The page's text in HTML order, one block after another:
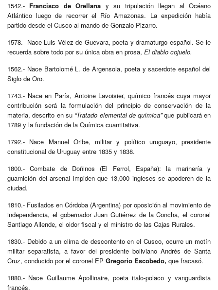
1542.- Francisco de Orellana y su tripulación llegan al Océano
Atlántico luego de recorrer el Río Amazonas. La expedición había
partido desde el Cusco al mando de Gonzalo Pizarro.
1578.- Nace Luis Vélez de Guevara, poeta y dramaturgo español. Se le
recuerda sobre todo por su única obra en prosa, El diablo cojuelo.
1562.- Nace Bartolomé L. de Argensola, poeta y sacerdote español del
Siglo de Oro.
1743.- Nace en París, Antoine Lavoisier, químico francés cuya mayor
contribución será la formulación del principio de conservación de la
materia, descrito en su “Tratado elemental de química”que publicará en
1789 y la fundación de la Química cuantitativa.
1792.- Nace Manuel Oribe, militar y político uruguayo, presidente
constitucional de Uruguay entre 1835 y 1838.
1800.- Combate de Doñinos (El Ferrol, España): la marinería y
guarnición del arsenal impiden que 13,000 ingleses se apoderen de la
ciudad.
1810.- Fusilados en Córdoba (Argentina) por oposición al movimiento de
independencia, el gobernador Juan Gutiérrez de la Concha, el coronel
Santiago Allende, el oidor fiscal y el ministro de las Cajas Rurales.
1830.- Debido a un clima de descontento en el Cusco, ocurre un motín
militar separatista, a favor del presidente boliviano Andrés de Santa
Cruz, conducido por el coronel EP Gregorio Escobedo, que fracasó.
1880.- Nace Guillaume Apollinaire, poeta italo-polaco y vanguardista
francés.